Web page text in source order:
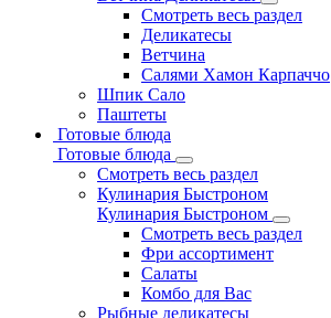
Смотреть весь раздел
Деликатесы
Ветчина
Салями Хамон Карпаччо
Шпик Сало
Паштеты
Готовые блюда
Готовые блюда
Смотреть весь раздел
Кулинария Быстроном
Кулинария Быстроном
Смотреть весь раздел
Фри ассортимент
Салаты
Комбо для Вас
Рыбные деликатесы